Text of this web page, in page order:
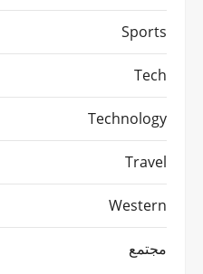
Sports
Tech
Technology
Travel
Western
مجتمع